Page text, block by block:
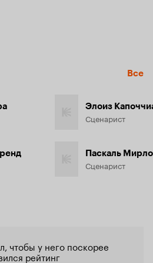
Все
Элоиз
Сценарист
Паскаль Мирло
Сценарист
чтобы у него поскорее
рейтинг